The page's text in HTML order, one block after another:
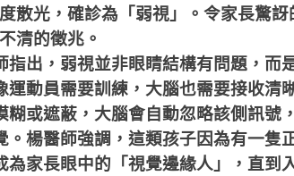
散光，確診為「弱視」。令家長驚
清的徵兆。
指出，弱視並非眼睛結構有問題，而
運動員需要訓練，大腦也需要接收清
糊或遮蔽，大腦會自動忽略該側訊號
。楊醫師強調，這類孩子因為有一隻
為家長眼中的「視覺邊緣人」，直到